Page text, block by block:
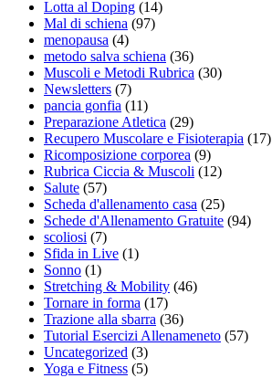
Lotta al Doping (14)
Mal di schiena (97)
menopausa (4)
metodo salva schiena (36)
Muscoli e Metodi Rubrica (30)
Newsletters (7)
pancia gonfia (11)
Preparazione Atletica (29)
Recupero Muscolare e Fisioterapia (17)
Ricomposizione corporea (9)
Rubrica Ciccia & Muscoli (12)
Salute (57)
Scheda d'allenamento casa (25)
Schede d'Allenamento Gratuite (94)
scoliosi (7)
Sfida in Live (1)
Sonno (1)
Stretching & Mobility (46)
Tornare in forma (17)
Trazione alla sbarra (36)
Tutorial Esercizi Allenameneto (57)
Uncategorized (3)
Yoga e Fitness (5)